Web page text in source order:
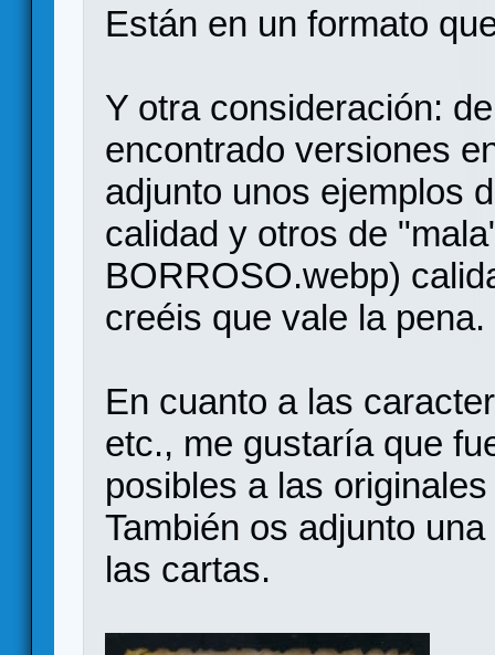
Están en un formato
Y otra consideración:
encontrado versiones
adjunto unos ejemplos
calidad y otros de
BORROSO.webp)
creéis que vale la pena.
En cuanto a las
etc., me gustaría que
posibles a las
También os adjunto
las cartas.